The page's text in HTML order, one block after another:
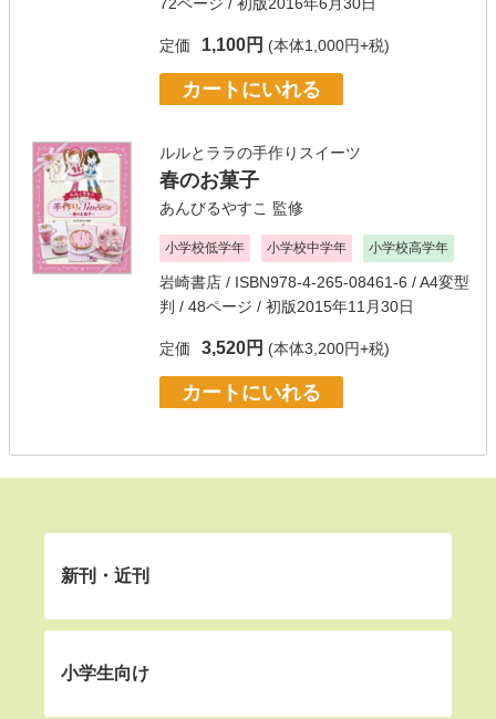
定価 1,100円 (本体1,000円+税)
カートにいれる
ルルとララの手作りスイーツ
春のお菓子
あんびるやすこ 監修
小学校低学年 小学校中学年 小学校高学年
岩崎書店 / ISBN978-4-265-08461-6 / A4変型
判 / 48ページ / 初版2015年11月30日
定価 3,520円 (本体3,200円+税)
カートにいれる
新刊・近刊
小学生向け